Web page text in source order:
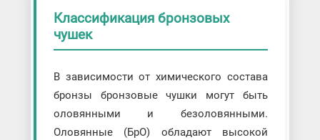
Классификация бронзовых
чушек
В зависимости от химического состава
бронзы бронзовые чушки могут быть
оловянными и безоловянными.
Оловянные (БрО) обладают высокой